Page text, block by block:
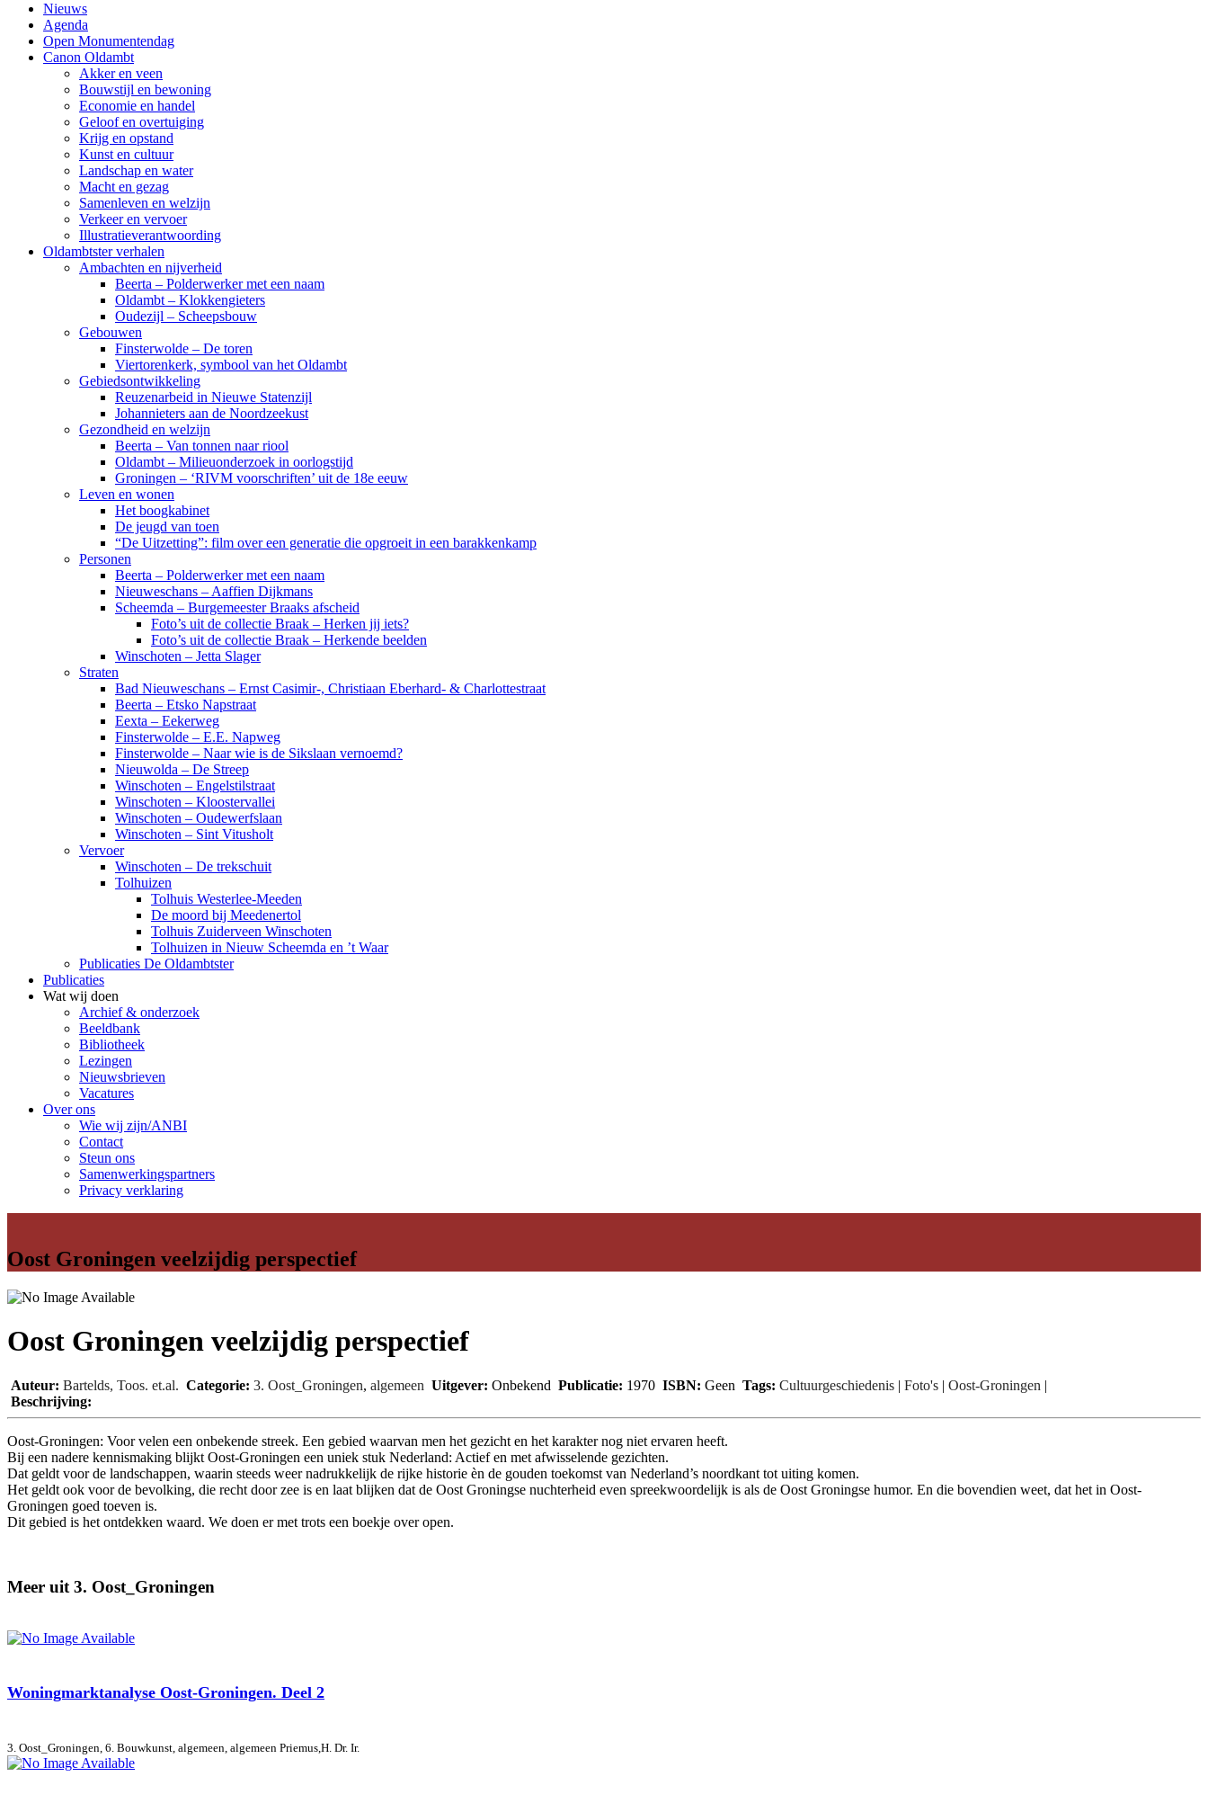
Nieuws
Agenda
Open Monumentendag
Canon Oldambt
Akker en veen
Bouwstijl en bewoning
Economie en handel
Geloof en overtuiging
Krijg en opstand
Kunst en cultuur
Landschap en water
Macht en gezag
Samenleven en welzijn
Verkeer en vervoer
Illustratieverantwoording
Oldambtster verhalen
Ambachten en nijverheid
Beerta – Polderwerker met een naam
Oldambt – Klokkengieters
Oudezijl – Scheepsbouw
Gebouwen
Finsterwolde – De toren
Viertorenkerk, symbool van het Oldambt
Gebiedsontwikkeling
Reuzenarbeid in Nieuwe Statenzijl
Johannieters aan de Noordzeekust
Gezondheid en welzijn
Beerta – Van tonnen naar riool
Oldambt – Milieuonderzoek in oorlogstijd
Groningen – ‘RIVM voorschriften’ uit de 18e eeuw
Leven en wonen
Het boogkabinet
De jeugd van toen
“De Uitzetting”: film over een generatie die opgroeit in een barakkenkamp
Personen
Beerta – Polderwerker met een naam
Nieuweschans – Aaffien Dijkmans
Scheemda – Burgemeester Braaks afscheid
Foto’s uit de collectie Braak – Herken jij iets?
Foto’s uit de collectie Braak – Herkende beelden
Winschoten – Jetta Slager
Straten
Bad Nieuweschans – Ernst Casimir-, Christiaan Eberhard- & Charlottestraat
Beerta – Etsko Napstraat
Eexta – Eekerweg
Finsterwolde – E.E. Napweg
Finsterwolde – Naar wie is de Sikslaan vernoemd?
Nieuwolda – De Streep
Winschoten – Engelstilstraat
Winschoten – Kloostervallei
Winschoten – Oudewerfslaan
Winschoten – Sint Vitusholt
Vervoer
Winschoten – De trekschuit
Tolhuizen
Tolhuis Westerlee-Meeden
De moord bij Meedenertol
Tolhuis Zuiderveen Winschoten
Tolhuizen in Nieuw Scheemda en ’t Waar
Publicaties De Oldambtster
Publicaties
Wat wij doen
Archief & onderzoek
Beeldbank
Bibliotheek
Lezingen
Nieuwsbrieven
Vacatures
Over ons
Wie wij zijn/ANBI
Contact
Steun ons
Samenwerkingspartners
Privacy verklaring
Oost Groningen veelzijdig perspectief
Oost Groningen veelzijdig perspectief
Auteur: Bartelds, Toos. et.al. Categorie: 3. Oost_Groningen, algemeen Uitgever: Onbekend Publicatie: 1970 ISBN: Geen Tags: Cultuurgeschiedenis | Foto's | Oost-Groningen |
Beschrijving:
Oost-Groningen: Voor velen een onbekende streek. Een gebied waarvan men het gezicht en het karakter nog niet ervaren heeft.
Bij een nadere kennismaking blijkt Oost-Groningen een uniek stuk Nederland: Actief en met afwisselende gezichten.
Dat geldt voor de landschappen, waarin steeds weer nadrukkelijk de rijke historie èn de gouden toekomst van Nederland’s noordkant tot uiting komen.
Het geldt ook voor de bevolking, die recht door zee is en laat blijken dat de Oost Groningse nuchterheid even spreekwoordelijk is als de Oost Groningse humor. En die bovendien weet, dat het in Oost-
Groningen goed toeven is.
Dit gebied is het ontdekken waard. We doen er met trots een boekje over open.
Meer uit 3. Oost_Groningen
Woningmarktanalyse Oost-Groningen. Deel 2
3. Oost_Groningen, 6. Bouwkunst, algemeen, algemeen Priemus,H. Dr. Ir.